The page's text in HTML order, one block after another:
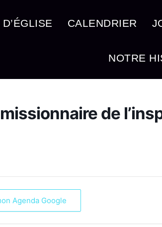
CALENDRIER
NOTRE
de
Agenda Google